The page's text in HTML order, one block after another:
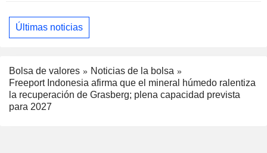
Últimas noticias
Bolsa de valores
Noticias de la bolsa
Freeport Indonesia afirma que el mineral húmedo ralentiza
la recuperación de Grasberg; plena capacidad prevista
para 2027